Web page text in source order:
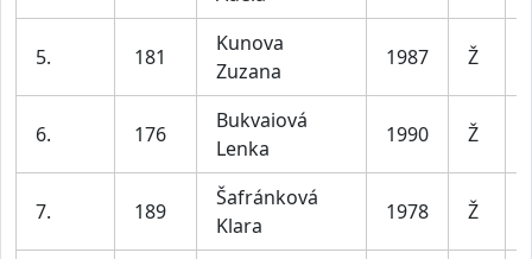
5. 181
Kunova
Zuzana
1987 Ž
6. 176
Bukvaiová
Lenka
1990 Ž
7. 189
Šafránková
Klara
1978 Ž